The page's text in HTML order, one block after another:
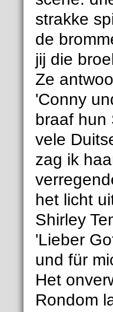
strakke
de
jij die
Ze
'Conny
braaf hun
vele
zag ik
het licht
Shirley
'Lieber
und für
Het
Rondom